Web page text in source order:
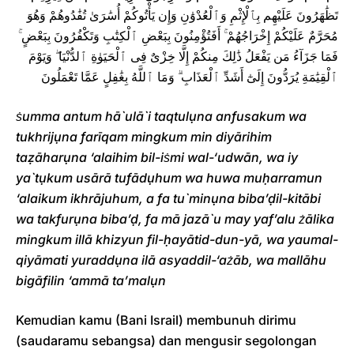
تَظَٰهَرُونَ عَلَيْهِم بِٱلْإِثْمِ وَٱلْعُدْوَٰنِ وَإِن يَأْتُوكُمْ أُسَٰرَىٰ تُفَٰدُوهُمْ وَهُوَ
مُحَرَّمٌ عَلَيْكُمْ إِخْرَاجُهُمْ ۚ أَفَتُؤْمِنُونَ بِبَعْضِ ٱلْكِتَٰبِ وَتَكْفُرُونَ بِبَعْضٍ ۚ
فَمَا جَزَآءُ مَن يَفْعَلُ ذَٰلِكَ مِنكُمْ إِلَّا خِزْىٌ فِى ٱلْحَيَوٰةِ ٱلدُّنْيَا ۖ وَيَوْمَ
ٱلْقِيَٰمَةِ يُرَدُّونَ إِلَىٰٓ أَشَدِّ ٱلْعَذَابِ ۗ وَمَا ٱللَّهُ بِغَٰفِلٍ عَمَّا تَعْمَلُونَ
ṡumma antum hā`ulā`i taqtulụna anfusakum wa
tukhrijụna farīqam mingkum min diyārihim
taẓāharụna ‘alaihim bil-iṡmi wal-‘udwān, wa iy
ya`tụkum usārā tufādụhum wa huwa muḥarramun
‘alaikum ikhrājuhum, a fa tu`minụna biba’ḍil-kitābi
wa takfurụna biba’ḍ, fa mā jazā`u may yaf’alu żālika
mingkum illā khizyun fil-ḥayātid-dun-yā, wa yaumal-
qiyāmati yuraddụna ilā asyaddil-‘ażāb, wa mallāhu
bigāfilin ‘ammā ta’malụn
Kemudian kamu (Bani Israil) membunuh dirimu
(saudaramu sebangsa) dan mengusir segolongan